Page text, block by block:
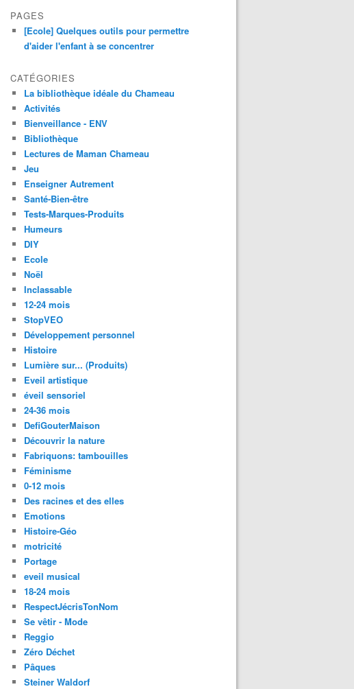
PAGES
[Ecole] Quelques outils pour permettre
d'aider l'enfant à se concentrer
CATÉGORIES
La bibliothèque idéale du Chameau
Activités
Bienveillance - ENV
Bibliothèque
Lectures de Maman Chameau
Jeu
Enseigner Autrement
Santé-Bien-être
Tests-Marques-Produits
Humeurs
DIY
Ecole
Noël
Inclassable
12-24 mois
StopVEO
Développement personnel
Histoire
Lumière sur... (Produits)
Eveil artistique
éveil sensoriel
24-36 mois
DefiGouterMaison
Découvrir la nature
Fabriquons: tambouilles
Féminisme
0-12 mois
Des racines et des elles
Emotions
Histoire-Géo
motricité
Portage
eveil musical
18-24 mois
RespectJécrisTonNom
Se vêtir - Mode
Reggio
Zéro Déchet
Pâques
Steiner Waldorf